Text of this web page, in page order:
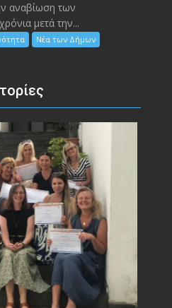
αναβίωση των
μετά την...
Νέα των Δήμων